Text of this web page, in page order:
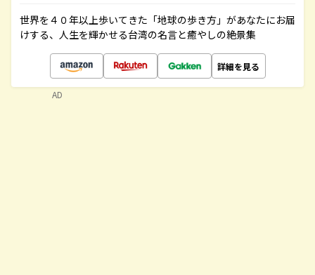
世界を４０年以上歩いてきた「地球の歩き方」があなたにお届
けする、人生を輝かせる台湾の名言と癒やしの絶景集
詳細を見る
AD